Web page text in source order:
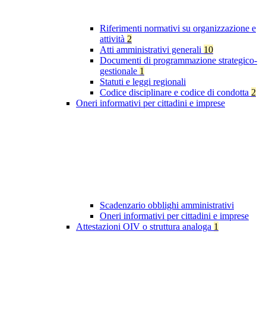
Riferimenti normativi su organizzazione e
attività 2
Atti amministrativi generali 10
Documenti di programmazione strategico-
gestionale 1
Statuti e leggi regionali
Codice disciplinare e codice di condotta 2
Oneri informativi per cittadini e imprese
Scadenzario obblighi amministrativi
Oneri informativi per cittadini e imprese
Attestazioni OIV o struttura analoga 1